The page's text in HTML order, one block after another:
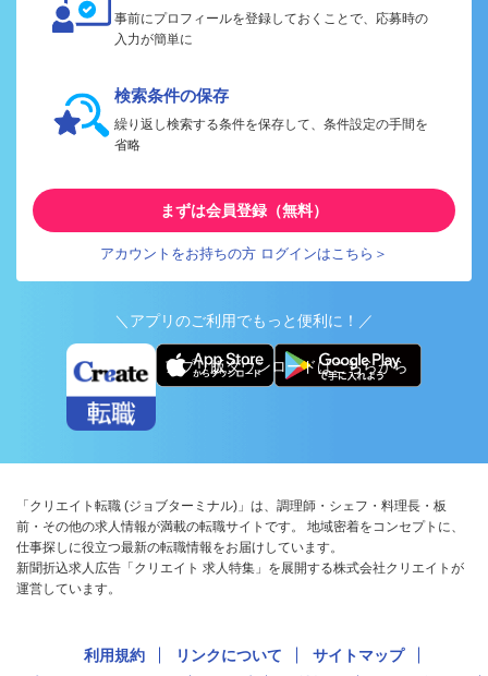
事前にプロフィールを登録しておくことで、応募時の
入力が簡単に
検索条件の保存
繰り返し検索する条件を保存して、条件設定の手間を
省略
まずは会員登録（無料）
アカウントをお持ちの方 ログインはこちら＞
＼アプリのご利用でもっと便利に！／
アプリ版ダウンロードはこちらから
「クリエイト転職 (ジョブターミナル)」は、調理師・シェフ・料理長・板
前・その他の求人情報が満載の転職サイトです。 地域密着をコンセプトに、
仕事探しに役立つ最新の転職情報をお届けしています。
新聞折込求人広告「クリエイト 求人特集」を展開する株式会社クリエイトが
運営しています。
利用規約 リンクについて
サイトマップ